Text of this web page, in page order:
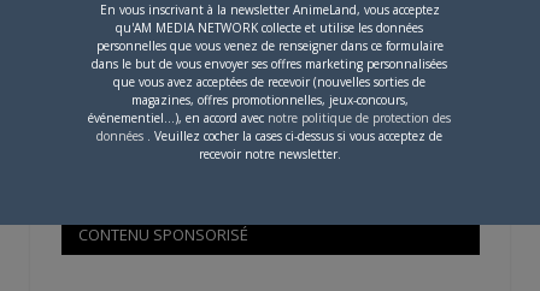
Si votre ville n'est pas dans la liste,contactez-nous
CONTENU SPONSORISÉ
En vous inscrivant à la newsletter AnimeLand, vous acceptez
qu'AM MEDIA NETWORK collecte et utilise les données
personnelles que vous venez de renseigner dans ce formulaire
dans le but de vous envoyer ses offres marketing personnalisées
que vous avez acceptées de recevoir (nouvelles sorties de
magazines, offres promotionnelles, jeux-concours,
événementiel...), en accord avec notre politique de protection des
données . Veuillez cocher la cases ci-dessus si vous acceptez de
recevoir notre newsletter.